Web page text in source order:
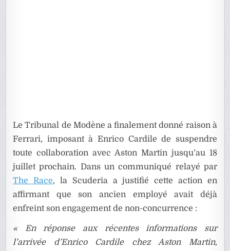
Le Tribunal de Modène a finalement donné raison à
Ferrari, imposant à Enrico Cardile de suspendre
toute collaboration avec Aston Martin jusqu’au 18
juillet prochain. Dans un communiqué relayé par
The Race, la Scuderia a justifié cette action en
affirmant que son ancien employé avait déjà
enfreint son engagement de non-concurrence :
« En réponse aux récentes informations sur
l’arrivée d’Enrico Cardile chez Aston Martin,